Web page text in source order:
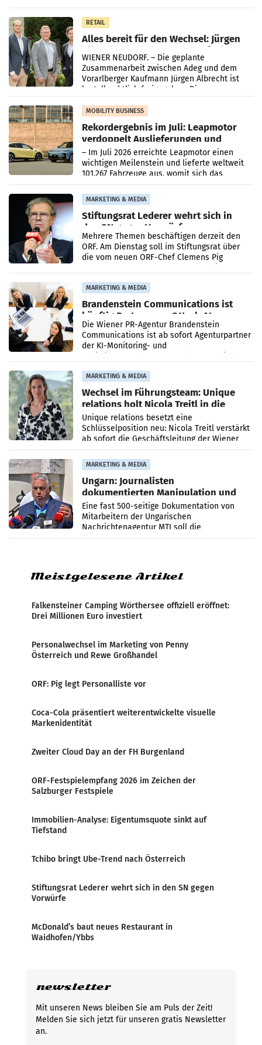
RETAIL
Alles bereit für den Wechsel: Jürgen
Albrecht setzt ab 1.1.2027 auf Adeg
WIENER NEUDORF. – Die geplante
Zusammenarbeit zwischen Adeg und dem
Vorarlberger Kaufmann Jürgen Albrecht ist
kartellrechtlich freigegeben: Die
Bundeswettbewerbsbehörde und der
Bundeskartellanwalt
MOBILITY BUSINESS
Rekordergebnis im Juli: Leapmotor
verdoppelt Auslieferungen und
überschreitet die 100.000er-Marke
– Im Juli 2026 erreichte Leapmotor einen
wichtigen Meilenstein und lieferte weltweit
101.267 Fahrzeuge aus, womit sich das
Ergebnis gegenüber Juli 2025 mehr als
verdoppelte (+102
MARKETING & MEDIA
Stiftungsrat Lederer wehrt sich in
den SN gegen Vorwürfe
Mehrere Themen beschäftigen derzeit den
ORF. Am Dienstag soll im Stiftungsrat über
die vom neuen ORF-Chef Clemens Pig
MARKETING & MEDIA
Brandenstein Communications ist
künftig Partner von OtterlyAI
Die Wiener PR-Agentur Brandenstein
Communications ist ab sofort Agenturpartner
der KI-Monitoring- und
MARKETING & MEDIA
Wechsel im Führungsteam: Unique
relations holt Nicola Treitl in die
Geschäftsleitung
Unique relations besetzt eine
Schlüsselposition neu: Nicola Treitl verstärkt
ab sofort die Geschäftsleitung der Wiener
PR-Agentur an der Seite von Josef Kalina und
Anna Kalina-Mahr.
MARKETING & MEDIA
Ungarn: Journalisten
dokumentierten Manipulation und
Zensur
Eine fast 500-seitige Dokumentation von
Mitarbeitern der Ungarischen
Nachrichtenagentur MTI soll die
systematische Nachrichten-Manipulation und
Meistgelesene Artikel
Falkensteiner Camping Wörthersee offiziell eröffnet:
Drei Millionen Euro investiert
Personalwechsel im Marketing von Penny
Österreich und Rewe Großhandel
ORF: Pig legt Personalliste vor
Coca-Cola präsentiert weiterentwickelte visuelle
Markenidentität
Zweiter Cloud Day an der FH Burgenland
ORF-Festspielempfang 2026 im Zeichen der
Salzburger Festspiele
Immobilien-Analyse: Eigentumsquote sinkt auf
Tiefstand
Tchibo bringt Ube-Trend nach Österreich
Stiftungsrat Lederer wehrt sich in den SN gegen
Vorwürfe
McDonald’s baut neues Restaurant in
Waidhofen/Ybbs
newsletter
Mit unseren News bleiben Sie am Puls der Zeit!
Melden Sie sich jetzt für unseren gratis Newsletter
an.